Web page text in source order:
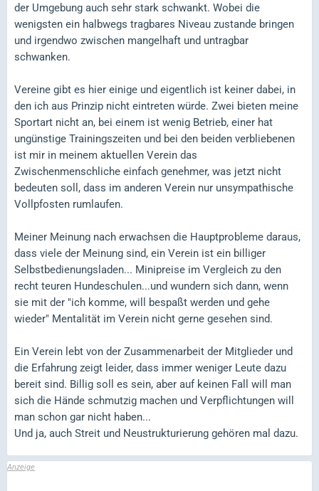
der Umgebung auch sehr stark schwankt. Wobei die
wenigsten ein halbwegs tragbares Niveau zustande bringen
und irgendwo zwischen mangelhaft und untragbar
schwanken.
Vereine gibt es hier einige und eigentlich ist keiner dabei, in
den ich aus Prinzip nicht eintreten würde. Zwei bieten meine
Sportart nicht an, bei einem ist wenig Betrieb, einer hat
ungünstige Trainingszeiten und bei den beiden verbliebenen
ist mir in meinem aktuellen Verein das
Zwischenmenschliche einfach genehmer, was jetzt nicht
bedeuten soll, dass im anderen Verein nur unsympathische
Vollpfosten rumlaufen.
Meiner Meinung nach erwachsen die Hauptprobleme daraus,
dass viele der Meinung sind, ein Verein ist ein billiger
Selbstbedienungsladen... Minipreise im Vergleich zu den
recht teuren Hundeschulen...und wundern sich dann, wenn
sie mit der "ich komme, will bespaßt werden und gehe
wieder" Mentalität im Verein nicht gerne gesehen sind.
Ein Verein lebt von der Zusammenarbeit der Mitglieder und
die Erfahrung zeigt leider, dass immer weniger Leute dazu
bereit sind. Billig soll es sein, aber auf keinen Fall will man
sich die Hände schmutzig machen und Verpflichtungen will
man schon gar nicht haben...
Und ja, auch Streit und Neustrukturierung gehören mal dazu.